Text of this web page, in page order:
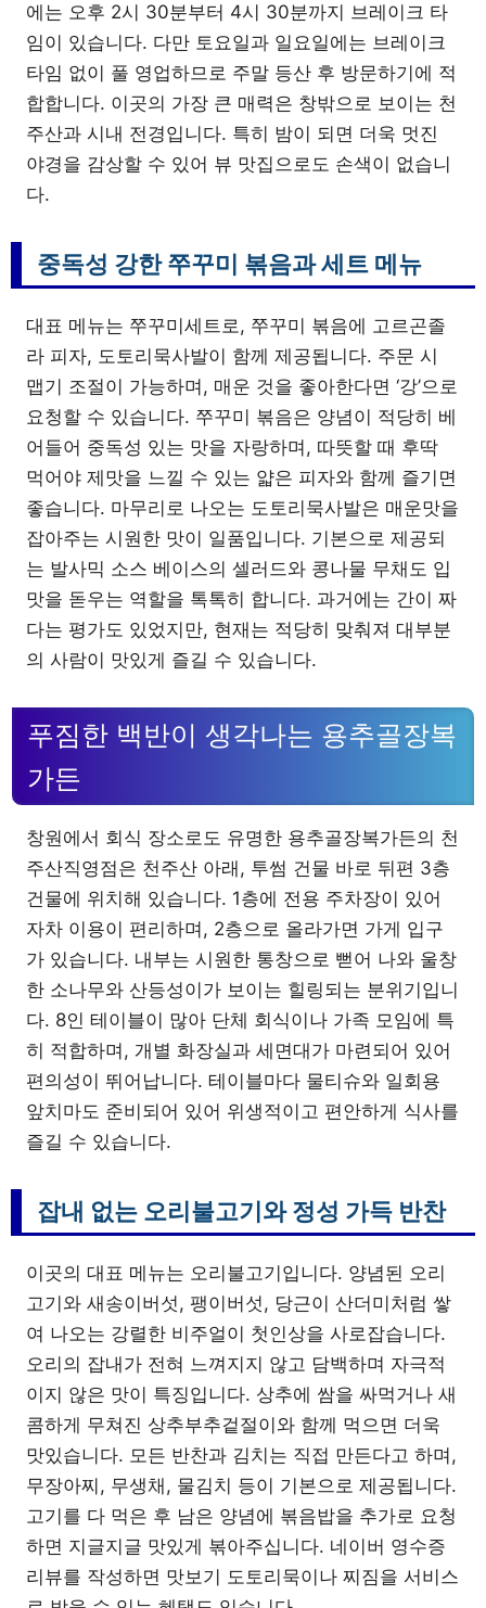
에는 오후 2시 30분부터 4시 30분까지 브레이크 타
임이 있습니다. 다만 토요일과 일요일에는 브레이크
타임 없이 풀 영업하므로 주말 등산 후 방문하기에 적
합합니다. 이곳의 가장 큰 매력은 창밖으로 보이는 천
주산과 시내 전경입니다. 특히 밤이 되면 더욱 멋진
야경을 감상할 수 있어 뷰 맛집으로도 손색이 없습니
다.
중독성 강한 쭈꾸미 볶음과 세트 메뉴
대표 메뉴는 쭈꾸미세트로, 쭈꾸미 볶음에 고르곤졸
라 피자, 도토리묵사발이 함께 제공됩니다. 주문 시
맵기 조절이 가능하며, 매운 것을 좋아한다면 ‘강’으로
요청할 수 있습니다. 쭈꾸미 볶음은 양념이 적당히 베
어들어 중독성 있는 맛을 자랑하며, 따뜻할 때 후딱
먹어야 제맛을 느낄 수 있는 얇은 피자와 함께 즐기면
좋습니다. 마무리로 나오는 도토리묵사발은 매운맛을
잡아주는 시원한 맛이 일품입니다. 기본으로 제공되
는 발사믹 소스 베이스의 셀러드와 콩나물 무채도 입
맛을 돋우는 역할을 톡톡히 합니다. 과거에는 간이 짜
다는 평가도 있었지만, 현재는 적당히 맞춰져 대부분
의 사람이 맛있게 즐길 수 있습니다.
푸짐한 백반이 생각나는 용추골장복
가든
창원에서 회식 장소로도 유명한 용추골장복가든의 천
주산직영점은 천주산 아래, 투썸 건물 바로 뒤편 3층
건물에 위치해 있습니다. 1층에 전용 주차장이 있어
자차 이용이 편리하며, 2층으로 올라가면 가게 입구
가 있습니다. 내부는 시원한 통창으로 뻗어 나와 울창
한 소나무와 산등성이가 보이는 힐링되는 분위기입니
다. 8인 테이블이 많아 단체 회식이나 가족 모임에 특
히 적합하며, 개별 화장실과 세면대가 마련되어 있어
편의성이 뛰어납니다. 테이블마다 물티슈와 일회용
앞치마도 준비되어 있어 위생적이고 편안하게 식사를
즐길 수 있습니다.
잡내 없는 오리불고기와 정성 가득 반찬
이곳의 대표 메뉴는 오리불고기입니다. 양념된 오리
고기와 새송이버섯, 팽이버섯, 당근이 산더미처럼 쌓
여 나오는 강렬한 비주얼이 첫인상을 사로잡습니다.
오리의 잡내가 전혀 느껴지지 않고 담백하며 자극적
이지 않은 맛이 특징입니다. 상추에 쌈을 싸먹거나 새
콤하게 무쳐진 상추부추겉절이와 함께 먹으면 더욱
맛있습니다. 모든 반찬과 김치는 직접 만든다고 하며,
무장아찌, 무생채, 물김치 등이 기본으로 제공됩니다.
고기를 다 먹은 후 남은 양념에 볶음밥을 추가로 요청
하면 지글지글 맛있게 볶아주십니다. 네이버 영수증
리뷰를 작성하면 맛보기 도토리묵이나 찌짐을 서비스